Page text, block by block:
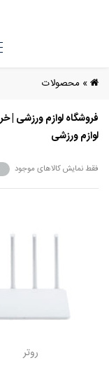
» محصولات
فروشگاه لوازم ورزشی |
لوازم ورزشی
فقط نمایش کالاهای موجود
روتر